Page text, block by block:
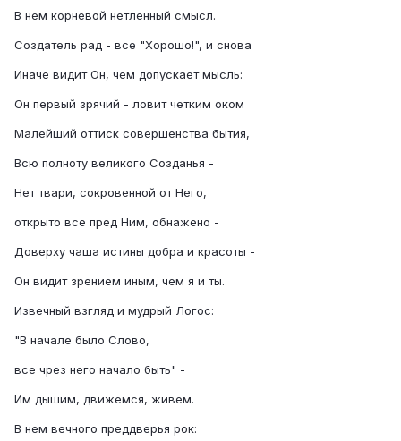
В нем корневой нетленный смысл.
Создатель рад - все "Хорошо!", и снова
Иначе видит Он, чем допускает мысль:
Он первый зрячий - ловит четким оком
Малейший оттиск совершенства бытия,
Всю полноту великого Созданья -
Нет твари, сокровенной от Него,
открыто все пред Ним, обнажено -
Доверху чаша истины добра и красоты -
Он видит зрением иным, чем я и ты.
Извечный взгляд и мудрый Логос:
"В начале было Слово,
все чрез него начало быть" -
Им дышим, движемся, живем.
В нем вечного преддверья рок: